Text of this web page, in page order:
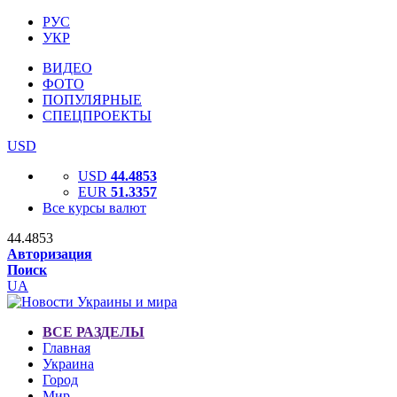
РУС
УКР
ВИДЕО
ФОТО
ПОПУЛЯРНЫЕ
СПЕЦПРОЕКТЫ
USD
USD 44.4853
EUR 51.3357
Все курсы валют
44.4853
Авторизация
Поиск
UA
ВСЕ РАЗДЕЛЫ
Главная
Украина
Город